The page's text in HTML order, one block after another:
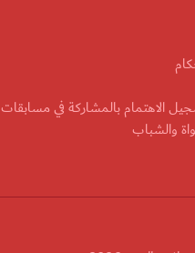
الاهتمام بالمشاركة في مسابقات
والشباب